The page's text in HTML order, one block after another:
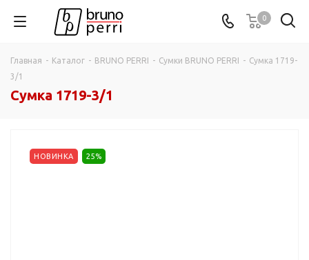
0
Главная - Каталог - BRUNO PERRI - Сумки BRUNO PERRI - Сумка 1719-
3/1
Сумка 1719-3/1
НОВИНКА 25%